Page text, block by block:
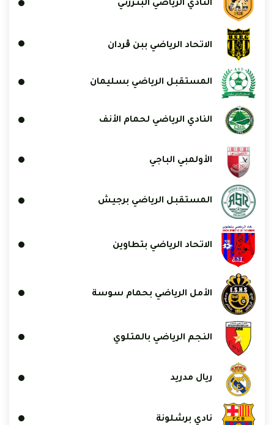
النادي الرياضي البنزرتي
الاتحاد الرياضي ببن ڨردان
المستقبل الرياضي بسليمان
النادي الرياضي لحمام الأنف
الأولمبي الباجي
المستقبل الرياضي برجيش
الاتحاد الرياضي بتطاوين
الأمل الرياضي بحمام سوسة
النجم الرياضي بالمتلوي
ريال مدريد
نادي برشلونة